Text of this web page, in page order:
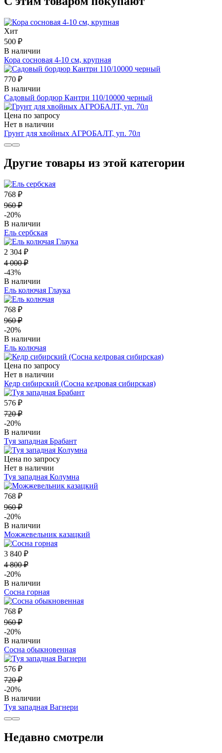
Хит
500 ₽
В наличии
Кора сосновая 4-10 см, крупная
770 ₽
В наличии
Садовый бордюр Кантри 110/10000 черный
Цена по запросу
Нет в наличии
Грунт для хвойных АГРОБАЛТ, уп. 70л
Другие товары из этой категории
768 ₽
960 ₽
-20%
В наличии
Ель сербская
2 304 ₽
4 000 ₽
-43%
В наличии
Ель колючая Глаука
768 ₽
960 ₽
-20%
В наличии
Ель колючая
Цена по запросу
Нет в наличии
Кедр сибирский (Сосна кедровая сибирская)
576 ₽
720 ₽
-20%
В наличии
Туя западная Брабант
Цена по запросу
Нет в наличии
Туя западная Колумна
768 ₽
960 ₽
-20%
В наличии
Можжевельник казацкий
3 840 ₽
4 800 ₽
-20%
В наличии
Сосна горная
768 ₽
960 ₽
-20%
В наличии
Сосна обыкновенная
576 ₽
720 ₽
-20%
В наличии
Туя западная Вагнери
Недавно смотрели